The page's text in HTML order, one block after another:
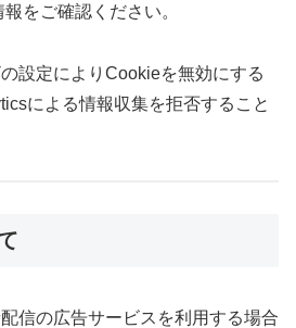
をご確認ください。
設定によりCookieを無効にする
による情報収集を拒否すること
信の広告サービスを利用する場合